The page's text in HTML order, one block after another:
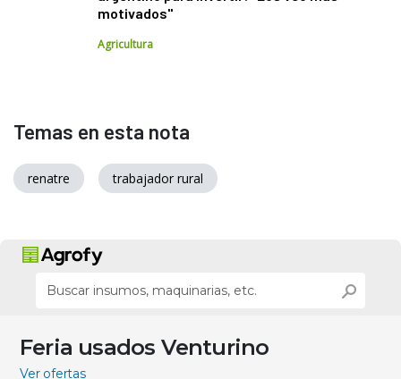
motivados"
Agricultura
Temas en esta nota
renatre trabajador rural
Feria usados Venturino
Ver ofertas